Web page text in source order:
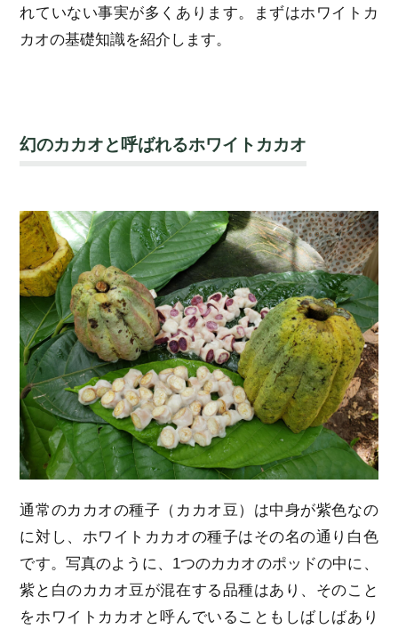
れていない事実が多くあります。まずはホワイトカ
カオの基礎知識を紹介します。
幻のカカオと呼ばれるホワイトカカオ
通常のカカオの種子（カカオ豆）は中身が紫色なの
に対し、ホワイトカカオの種子はその名の通り白色
です。写真のように、1つのカカオのポッドの中に、
紫と白のカカオ豆が混在する品種はあり、そのこと
をホワイトカカオと呼んでいることもしばしばあり